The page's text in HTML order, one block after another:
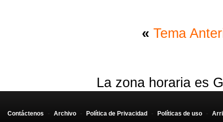
« Tema
La zona horaria es
Contáctenos - Archivo - Política de Privacidad - Políticas de uso -